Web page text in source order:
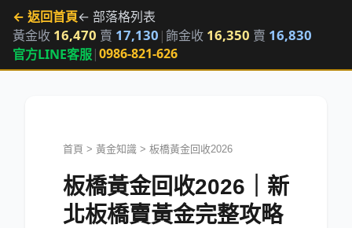
← 返回首頁← 部落格列表
黃金收 16,470 賣 17,130 |飾金收 16,350 賣 16,830
官方LINE客服|0986-821-626
首頁 > 黃金知識 > 板橋黃金回收2026
板橋黃金回收2026｜新
北板橋賣黃金完整攻略